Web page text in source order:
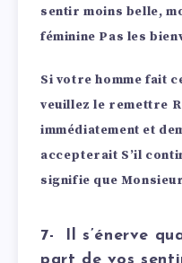
sentir moins belle,
féminine Pas les
Si votre homme fait
veuillez le remettre
immédiatement et
accepterait S’il
signifie que
7- Il s’énerve